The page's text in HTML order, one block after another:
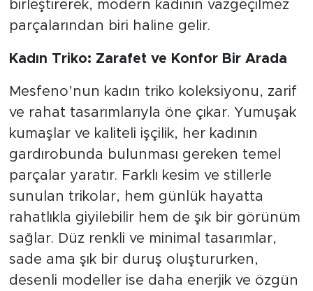
birleştirerek, modern kadının vazgeçilmez
parçalarından biri haline gelir.
Kadın Triko: Zarafet ve Konfor Bir Arada
Mesfeno’nun kadın triko koleksiyonu, zarif
ve rahat tasarımlarıyla öne çıkar. Yumuşak
kumaşlar ve kaliteli işçilik, her kadının
gardırobunda bulunması gereken temel
parçalar yaratır. Farklı kesim ve stillerle
sunulan trikolar, hem günlük hayatta
rahatlıkla giyilebilir hem de şık bir görünüm
sağlar. Düz renkli ve minimal tasarımlar,
sade ama şık bir duruş oluştururken,
desenli modeller ise daha enerjik ve özgün